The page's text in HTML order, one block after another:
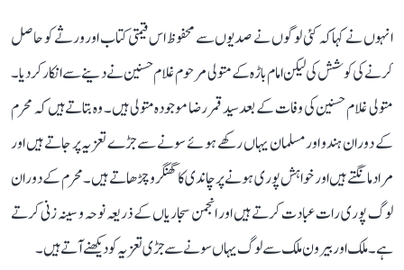
انہوں نے کہا کہ کئی لوگوں نے صدیوں سے محفوظ اس قیمتی کتاب اور ورثے کو حاصل
کرنے کی کوشش کی لیکن امام باڑہ کے متولی مرحوم غلام حسنین نے دینے سے انکار کردیا۔
متولی غلام حسنین کی وفات کے بعد سید قمر رضا موجودہ متولی ہیں۔ وہ بتاتے ہیں کہ محرم
کے دوران ہندو اور مسلمان یہاں رکھے ہوئے سونے سے جڑے تعزیہ پر جاتے ہیں اور
مراد مانگتے ہیں اور خواہش پوری ہونے پر چاندی کا گھنگھرو چڑھاتے ہیں۔ محرم کے دوران
لوگ پوری رات عبادت کرتے ہیں اور انجمن سجاریاں کے ذریعہ نوحہ و سینہ زنی کرتے
ہے۔ ملک اور بیرون ملک سے لوگ یہاں سونے سے جڑی تعزیہ کو دیکھنے آتے ہیں۔